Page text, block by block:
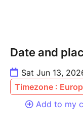
Date and
Sat Jun 13,
Timezone :
Add to my